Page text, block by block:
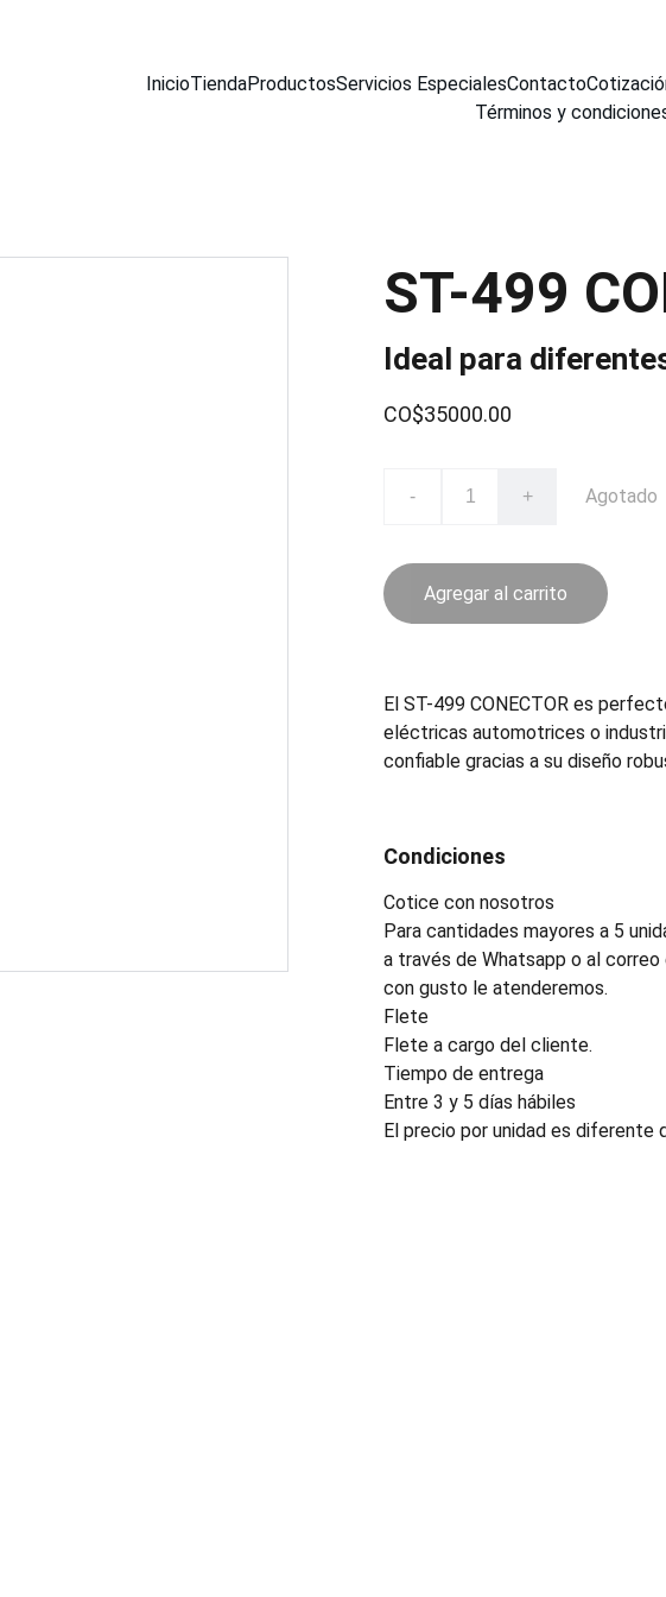
InicioTiendaProductosServicios EspecialesContacto
Términos y
ST-499
Ideal para
CO$35000.00
- + Agotado
Agregar al carrito
El ST-499 CONECTOR es
eléctricas automotrices o
confiable gracias a su diseño
Condiciones
Cotice con nosotros
Para cantidades mayores a 5
a través de Whatsapp o al
con gusto le atenderemos.
Flete
Flete a cargo del cliente.
Tiempo de entrega
Entre 3 y 5 días hábiles
El precio por unidad es diferente